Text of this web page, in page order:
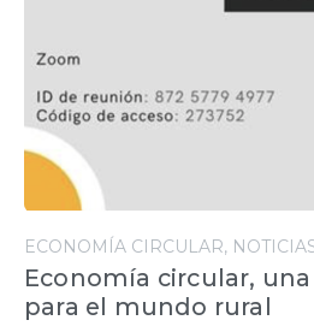
ECONOMÍA CIRCULAR
Economía circular,
para el mundo rural